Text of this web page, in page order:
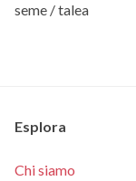
seme / talea
Esplora
Chi siamo